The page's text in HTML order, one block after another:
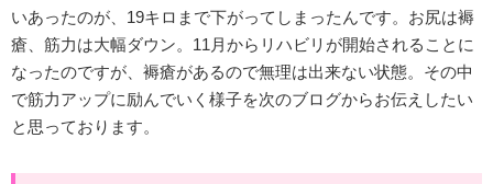
いあったのが、19キロまで下がってしまったんです。お尻は褥
瘡、筋力は大幅ダウン。11月からリハビリが開始されることに
なったのですが、褥瘡があるので無理は出来ない状態。その中
で筋力アップに励んでいく様子を次のブログからお伝えしたい
と思っております。